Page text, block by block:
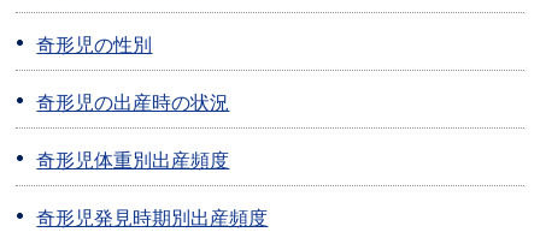
奇形児の性別
奇形児の出産時の状況
奇形児体重別出産頻度
奇形児発見時期別出産頻度